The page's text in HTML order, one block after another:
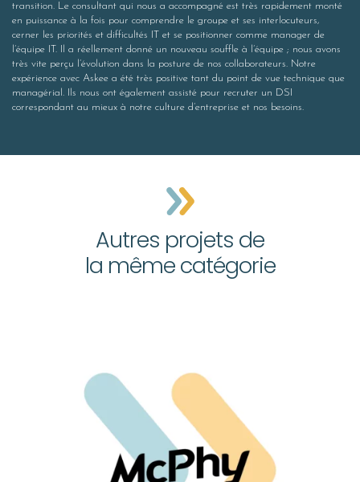
transition. Le consultant qui nous a accompagné est très rapidement monté
en puissance à la fois pour comprendre le groupe et ses interlocuteurs,
cerner les priorités et difficultés IT et se positionner comme manager de
l’équipe IT. Il a réellement donné un nouveau souffle à l’équipe ; nous avons
très vite perçu l’évolution dans la posture de nos collaborateurs. Notre
expérience avec Askee a été très positive tant du point de vue technique que
managérial. Ils nous ont également assisté pour recruter un DSI
correspondant au mieux à notre culture d’entreprise et nos besoins.
Autres projets de
la même catégorie